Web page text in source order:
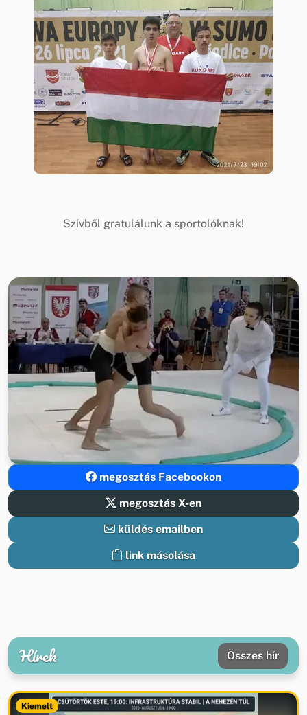
Szívből gratulálunk a sportolóknak!
megosztás Facebookon
megosztás X-en
küldés emailben
link másolása
Hírek Összes hír
Kiemelt